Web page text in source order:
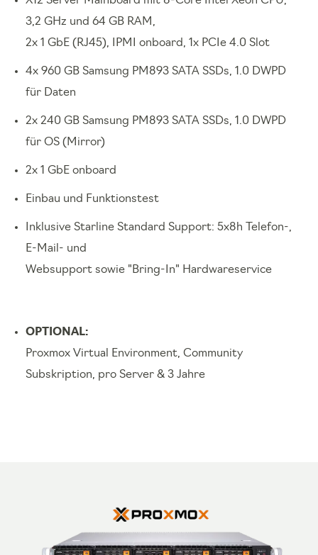
3,2 GHz und 64 GB RAM,
2x 1 GbE (RJ45), IPMI onboard, 1x PCIe 4.0 Slot
4x 960 GB Samsung PM893 SATA SSDs, 1.0 DWPD
für Daten
2x 240 GB Samsung PM893 SATA SSDs, 1.0 DWPD
für OS (Mirror)
2x 1 GbE onboard
Einbau und Funktionstest
Inklusive Starline Standard Support: 5x8h Telefon-,
E-Mail- und
Websupport sowie "Bring-In" Hardwareservice
OPTIONAL:
Proxmox Virtual Environment, Community
Subskription, pro Server & 3 Jahre